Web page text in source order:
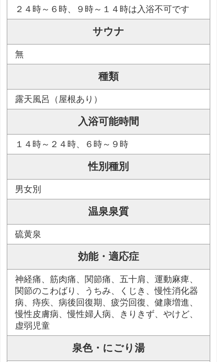
２４時～６時、９時～１４時は入浴不可です
サウナ
無
種類
露天風呂（屋根あり）
入浴可能時間
１４時～２４時、６時～９時
性別種別
男女別
温泉泉質
硫黄泉
効能・適応症
神経痛、筋肉痛、関節痛、五十肩、運動麻痺、
関節のこわばり、うちみ、くじき、慢性消化器
病、痔疾、病後回復期、疲労回復、健康増進、
慢性皮膚病、慢性婦人病、きりきず、やけど、
虚弱児童
泉色・にごり湯